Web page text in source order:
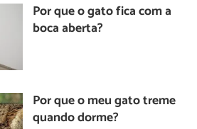
Por que o gato fica com a
boca aberta?
Por que o meu gato treme
quando dorme?